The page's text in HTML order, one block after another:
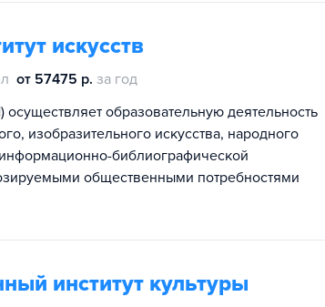
искусств
от 57475 р. за год
образовательную деятельность
изобразительного искусства, народного
библиографической
общественными потребностями
институт культуры